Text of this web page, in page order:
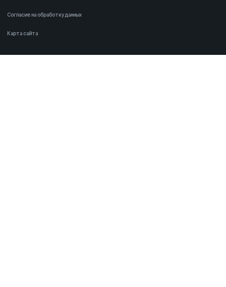
Согласие на обработку данных
Карта сайта